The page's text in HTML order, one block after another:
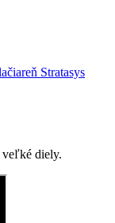
Stratasys
veľké diely.